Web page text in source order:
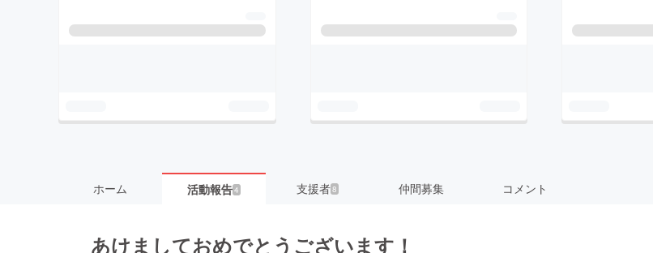
ホーム 活動報告4 支援者8 仲間募集 コメント
あけましておめでとうございます！